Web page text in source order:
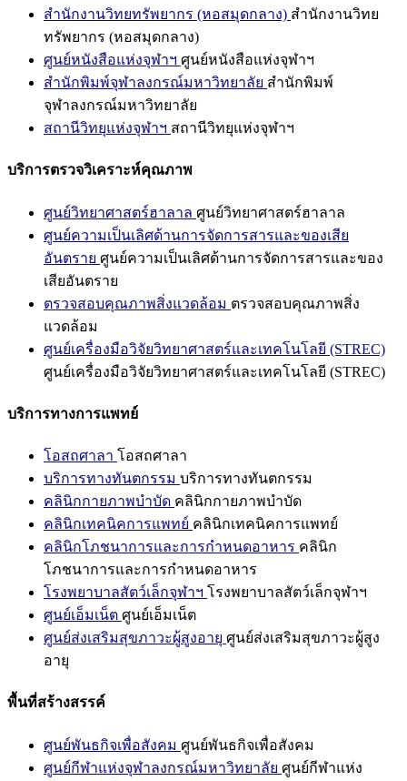
สำนักงานวิทยทรัพยากร (หอสมุดกลาง) สำนักงานวิทย
ทรัพยากร (หอสมุดกลาง)
ศูนย์หนังสือแห่งจุฬาฯ ศูนย์หนังสือแห่งจุฬาฯ
สำนักพิมพ์จุฬาลงกรณ์มหาวิทยาลัย สำนักพิมพ์
จุฬาลงกรณ์มหาวิทยาลัย
สถานีวิทยุแห่งจุฬาฯ สถานีวิทยุแห่งจุฬาฯ
บริการตรวจวิเคราะห์คุณภาพ
ศูนย์วิทยาศาสตร์ฮาลาล ศูนย์วิทยาศาสตร์ฮาลาล
ศูนย์ความเป็นเลิศด้านการจัดการสารและของเสีย
อันตราย ศูนย์ความเป็นเลิศด้านการจัดการสารและของ
เสียอันตราย
ตรวจสอบคุณภาพสิ่งแวดล้อม ตรวจสอบคุณภาพสิ่ง
แวดล้อม
ศูนย์เครื่องมือวิจัยวิทยาศาสตร์และเทคโนโลยี (STREC)
ศูนย์เครื่องมือวิจัยวิทยาศาสตร์และเทคโนโลยี (STREC)
บริการทางการแพทย์
โอสถศาลา โอสถศาลา
บริการทางทันตกรรม บริการทางทันตกรรม
คลินิกกายภาพบำบัด คลินิกกายภาพบำบัด
คลินิกเทคนิคการแพทย์ คลินิกเทคนิคการแพทย์
คลินิกโภชนาการและการกำหนดอาหาร คลินิก
โภชนาการและการกำหนดอาหาร
โรงพยาบาลสัตว์เล็กจุฬาฯ โรงพยาบาลสัตว์เล็กจุฬาฯ
ศูนย์เอ็มเน็ต ศูนย์เอ็มเน็ต
ศูนย์ส่งเสริมสุขภาวะผู้สูงอายุ ศูนย์ส่งเสริมสุขภาวะผู้สูง
อายุ
พื้นที่สร้างสรรค์
ศูนย์พันธกิจเพื่อสังคม ศูนย์พันธกิจเพื่อสังคม
ศูนย์กีฬาแห่งจุฬาลงกรณ์มหาวิทยาลัย ศูนย์กีฬาแห่ง